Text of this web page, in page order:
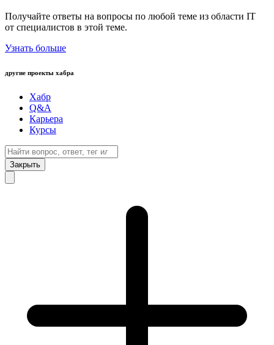
Получайте ответы на вопросы по любой теме из области IT
от специалистов в этой теме.
Узнать больше
другие проекты хабра
Хабр
Q&A
Карьера
Курсы
Закрыть